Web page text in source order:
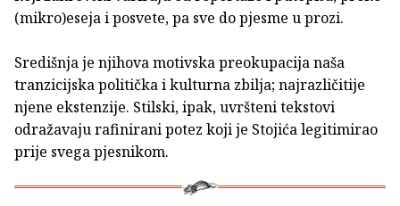
(mikro)eseja i posvete, pa sve do pjesme u prozi.
Središnja je njihova motivska preokupacija naša
tranzicijska politička i kulturna zbilja; najrazličitije
njene ekstenzije. Stilski, ipak, uvršteni tekstovi
odražavaju rafinirani potez koji je Stojića legitimirao
prije svega pjesnikom.